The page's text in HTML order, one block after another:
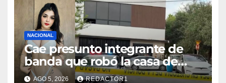
NACIONAL
Cae presunto integrante de
banda que robó la casa de
Karely Ruiz
AGO 5, 2026 REDACTOR1